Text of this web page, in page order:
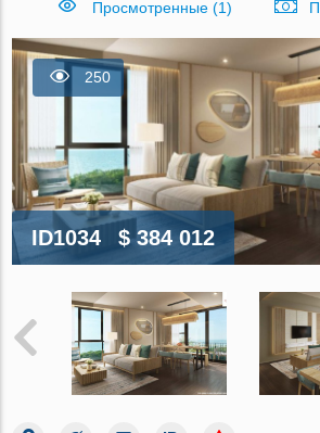
Просмотренные (1)
250
ID1034 $ 384 012